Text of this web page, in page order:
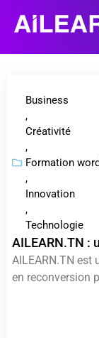
Business
,
Créativité
,
Formation
,
Innovation
,
Technologie
AILEARN.TN :
AILEARN.TN est
en reconversion